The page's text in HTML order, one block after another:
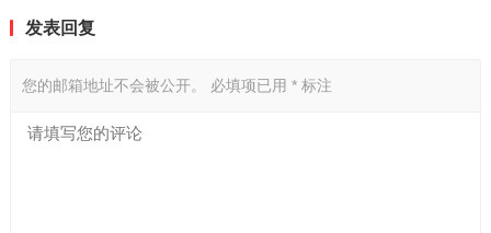
发表回复
您的邮箱地址不会被公开。 必填项已用 *标注